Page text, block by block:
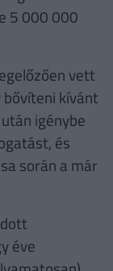
5 000 000
vett
bővíteni kívánt
igénybe
és
során a már
éve